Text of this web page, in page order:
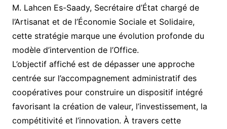
M. Lahcen Es-Saady, Secrétaire d’État chargé de
l’Artisanat et de l’Économie Sociale et Solidaire,
cette stratégie marque une évolution profonde du
modèle d’intervention de l’Office.
L’objectif affiché est de dépasser une approche
centrée sur l’accompagnement administratif des
coopératives pour construire un dispositif intégré
favorisant la création de valeur, l’investissement, la
compétitivité et l’innovation. À travers cette